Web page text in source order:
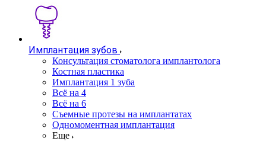
Имплантация зубов
Консультация стоматолога имплантолога
Костная пластика
Имплантация 1 зуба
Всё на 4
Всё на 6
Съемные протезы на имплантатах
Одномоментная имплантация
Еще